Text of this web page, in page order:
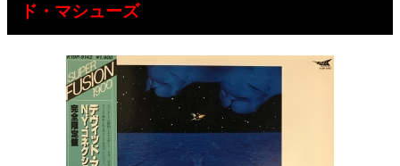
ド・マシューズ